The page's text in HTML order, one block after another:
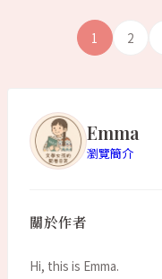
1 2
Emma
瀏覽簡介
關於作者
Hi, this is Emma.